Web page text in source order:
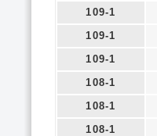
109-1
109-1
109-1
108-1
108-1
108-1